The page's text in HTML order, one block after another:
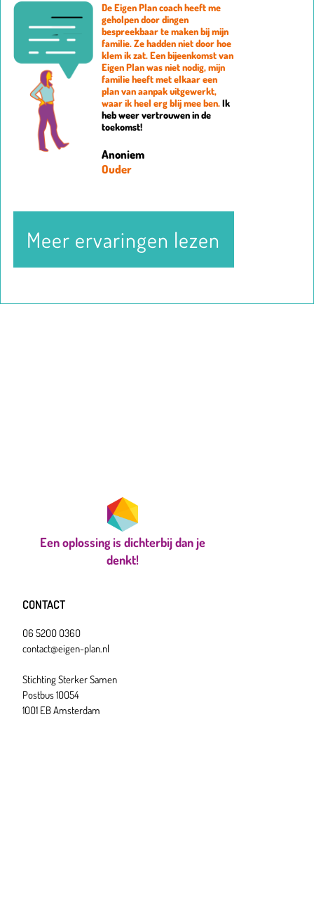
De Eigen Plan coach heeft me
geholpen door dingen
bespreekbaar te maken bij mijn
familie. Ze hadden niet door hoe
klem ik zat. Een bijeenkomst van
Eigen Plan was niet nodig, mijn
familie heeft met elkaar een
plan van aanpak uitgewerkt,
waar ik heel erg blij mee ben.Ik
heb weer vertrouwen in de
toekomst!
Anoniem
Ouder
Meer ervaringen lezen
Een oplossing is dichterbij dan je
denkt!
CONTACT
O6 52OO O36O
contact@eigen-plan.nl
Stichting Sterker Samen
Postbus 1OO54
1OO1 EB Amsterdam